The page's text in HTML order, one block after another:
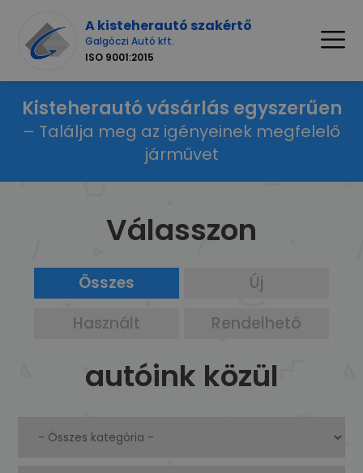
A kisteherautó szakértő
Galgóczi Autó kft.
ISO 9001:2015
Kisteherautó vásárlás egyszerűen
– Találja meg az igényeinek megfelelő
járművet
Válasszon
Összes
Új
Használt
Rendelhető
autóink közül